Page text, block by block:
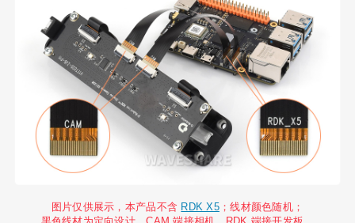
图片仅供展示，本产品不含 RDK X5；线材颜色随机；